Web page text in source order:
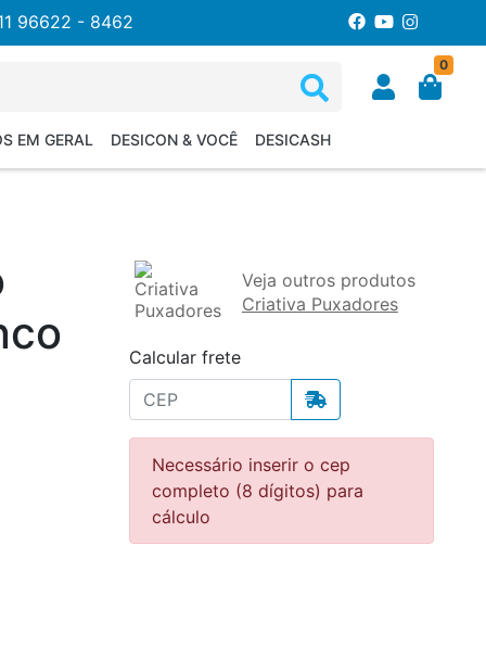
96622 - 8462
0
EM GERAL DESICON & VOCÊ DESICASH
Veja outros produtos
Criativa Puxadores
Calcular frete
Necessário inserir o cep
completo (8 dígitos) para
cálculo